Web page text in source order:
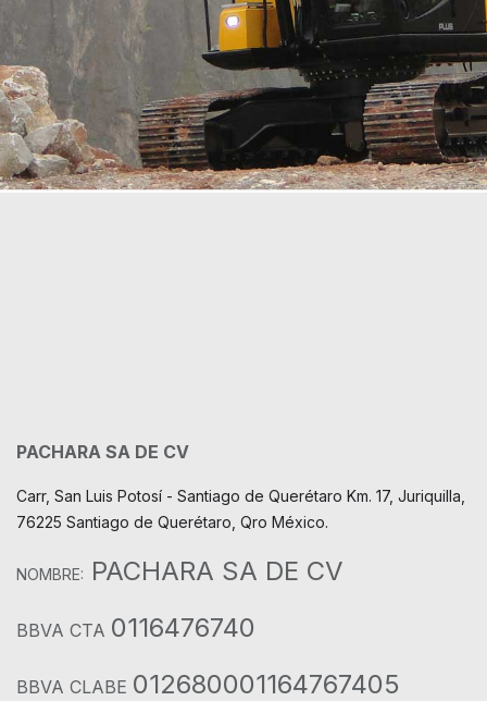
PACHARA SA DE CV
Carr, San Luis Potosí - Santiago de Querétaro Km. 17, Juriquilla,
76225 Santiago de Querétaro, Qro México.
NOMBRE: PACHARA SA DE CV
BBVA CTA 0116476740
BBVA CLABE 012680001164767405